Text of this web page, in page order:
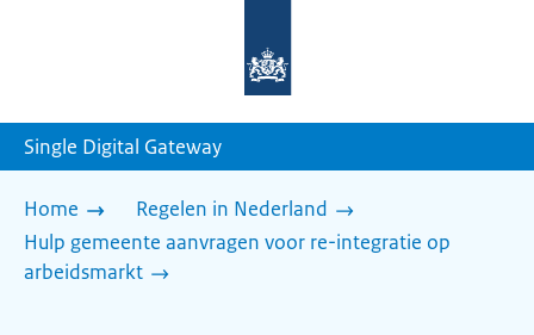
homepage
Single Digital Gateway
Home
Regelen in Nederland
Hulp gemeente aanvragen voor re-integratie op
arbeidsmarkt